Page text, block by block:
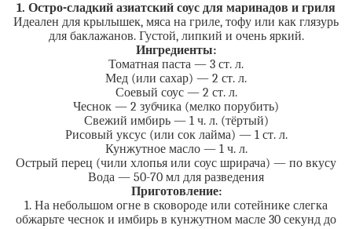
1. Остро-сладкий азиатский соус для маринадов и гриля
Идеален для крылышек, мяса на гриле, тофу или как глязурь
для баклажанов. Густой, липкий и очень яркий.
Ингредиенты:
Томатная паста — 3 ст. л.
Мед (или сахар) — 2 ст. л.
Соевый соус — 2 ст. л.
Чеснок — 2 зубчика (мелко порубить)
Свежий имбирь — 1 ч. л. (тёртый)
Рисовый уксус (или сок лайма) — 1 ст. л.
Кунжутное масло — 1 ч. л.
Острый перец (чили хлопья или соус шрирача) — по вкусу
Вода — 50-70 мл для разведения
Приготовление:
1. На небольшом огне в сковороде или сотейнике слегка
обжарьте чеснок и имбирь в кунжутном масле 30 секунд до